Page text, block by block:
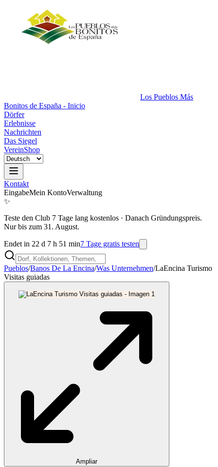
Los Pueblos Más
Bonitos de España - Inicio
Dörfer
Erlebnisse
Nachrichten
Das Siegel
VereinShop
Kontakt
EingabeMein KontoVerwaltung
✨
Teste den Club 7 Tage lang kostenlos · Danach Gründungspreis.
Nur bis zum 31. August.
Endet in 22 d 7 h 51 min7 Tage gratis testen
Pueblos/Banos De La Encina/Was Unternehmen/LaEncina Turismo
Visitas guiadas
Ampliar